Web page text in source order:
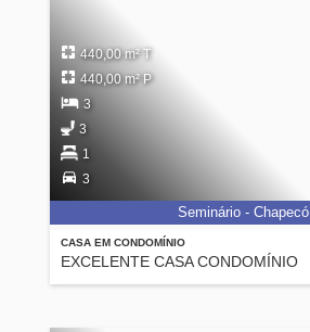
CASA EM CONDOMÍNIO
EXCELENTE CASA CONDOMÍNIO
440,00 m² T
440,00 m² P
3
3
1
3
Seminário - Chapecó